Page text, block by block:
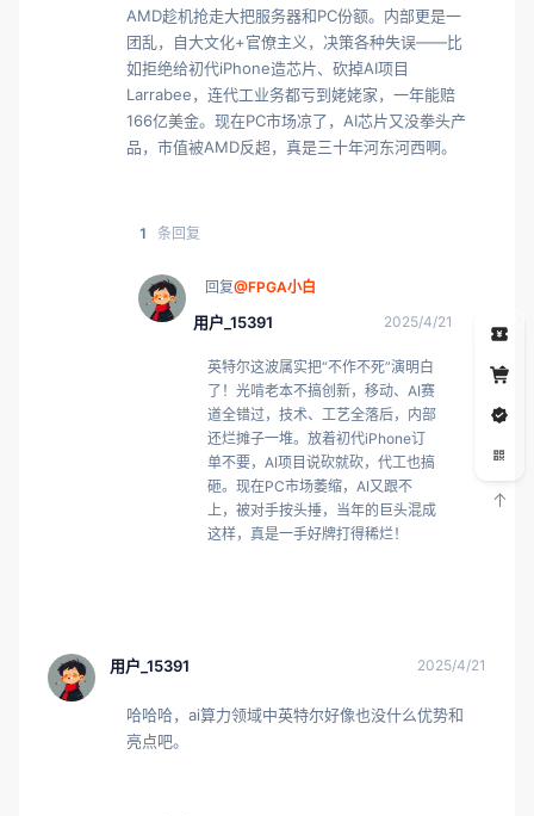
AMD趁机抢走大把服务器和PC份额。内部更是一
团乱，自大文化+官僚主义，决策各种失误——比
如拒绝给初代iPhone造芯片、砍掉AI项目
Larrabee，连代工业务都亏到姥姥家，一年能赔
166亿美金。现在PC市场凉了，AI芯片又没拳头产
品，市值被AMD反超，真是三十年河东河西啊。
1 条回复
回复@FPGA小白
用户_15391 2025/4/21
英特尔这波属实把“不作不死”演明白
了！光啃老本不搞创新，移动、AI赛
道全错过，技术、工艺全落后，内部
还烂摊子一堆。放着初代iPhone订
单不要，AI项目说砍就砍，代工也搞
砸。现在PC市场萎缩，AI又跟不
上，被对手按头捶，当年的巨头混成
这样，真是一手好牌打得稀烂！
用户_15391 2025/4/21
哈哈哈，ai算力领域中英特尔好像也没什么优势和
亮点吧。